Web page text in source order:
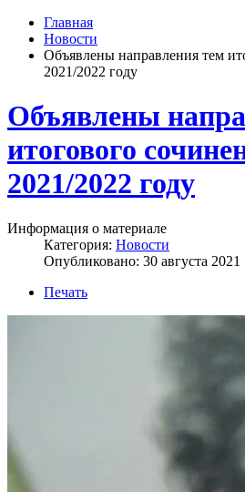
Главная
Новости
Объявлены направления тем
2021/2022 году
Объявлены
итогового
2021/2022 году
Информация о материале
Категория: Новости
Опубликовано: 30 августа 2021
Печать